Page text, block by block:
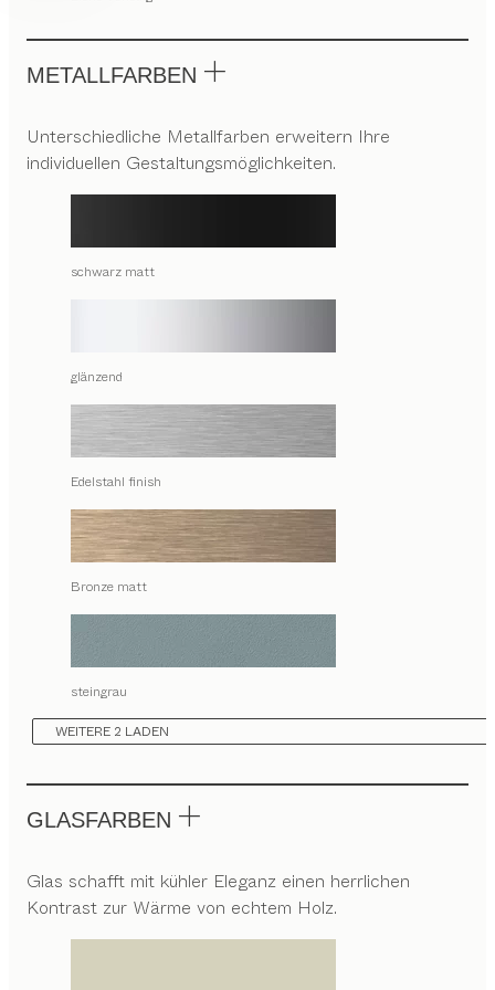
METALLFARBEN
Unterschiedliche Metallfarben erweitern Ihre
individuellen Gestaltungsmöglichkeiten.
schwarz matt
glänzend
Edelstahl finish
Bronze matt
steingrau
WEITERE 2 LADEN
GLASFARBEN
Glas schafft mit kühler Eleganz einen herrlichen
Kontrast zur Wärme von echtem Holz.